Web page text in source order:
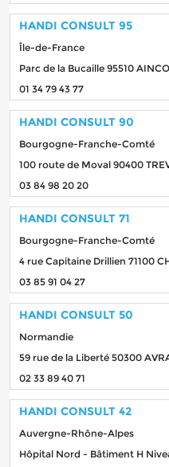
HANDI CONSULT 95
Île-de-France
Parc de la Bucaille 95510
01 34 79 43 77
HANDI CONSULT 90
Bourgogne-Franche-Comté
100 route de Moval 90400
03 84 98 20 20
HANDI CONSULT 71
Bourgogne-Franche-Comté
4 rue Capitaine Drillien 71100
03 85 91 04 27
HANDI CONSULT 50
Normandie
59 rue de la Liberté 50300
02 33 89 40 71
HANDI CONSULT 42
Auvergne-Rhône-Alpes
Hôpital Nord - Bâtiment H